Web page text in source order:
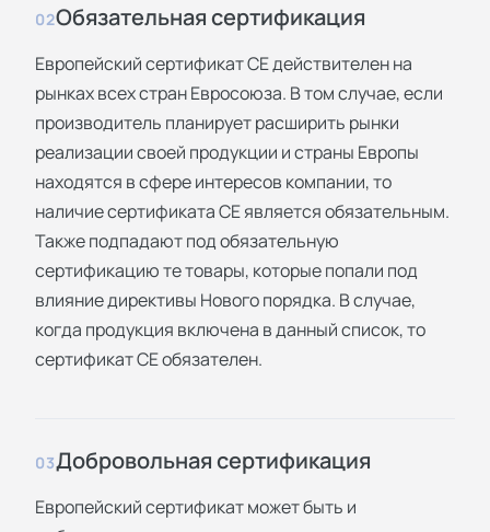
02Обязательная сертификация
Европейский сертификат СЕ действителен на
рынках всех стран Евросоюза. В том случае, если
производитель планирует расширить рынки
реализации своей продукции и страны Европы
находятся в сфере интересов компании, то
наличие сертификата СЕ является обязательным.
Также подпадают под обязательную
сертификацию те товары, которые попали под
влияние директивы Нового порядка. В случае,
когда продукция включена в данный список, то
сертификат СЕ обязателен.
03Добровольная сертификация
Европейский сертификат может быть и